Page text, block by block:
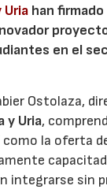
Uria han
en el
Ostolaza,
y Uria,
como la oferta
integrarse sin